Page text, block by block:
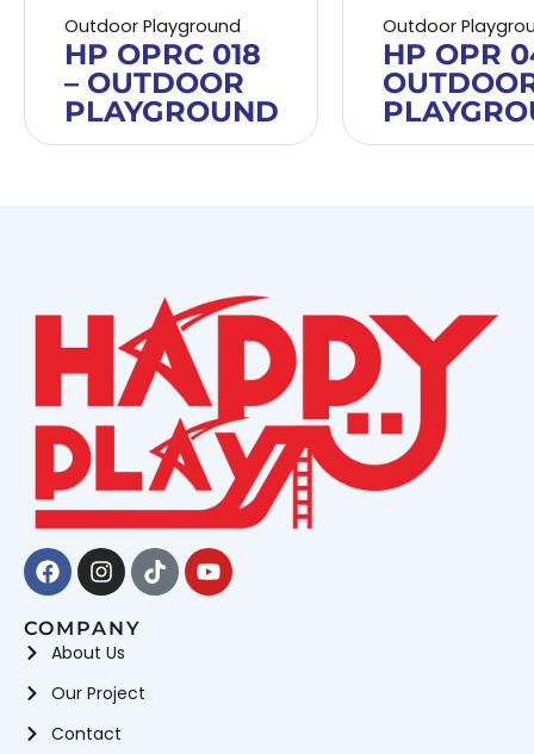
Outdoor Playground
HP OPRC 018
– OUTDOOR
PLAYGROUND
Outdoor
HP OPR
Facebook
Instagram
TiktokYoutube
COMPANY
About Us
Our Project
Contact